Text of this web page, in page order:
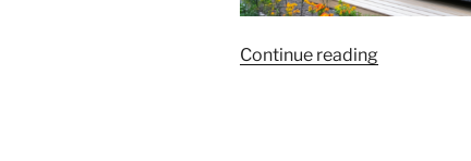
Continue reading« Préparez